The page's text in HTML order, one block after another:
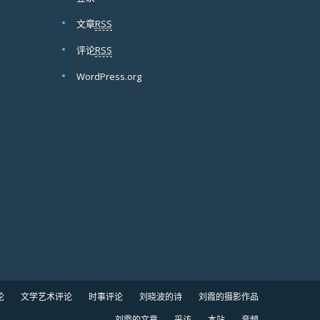
文章RSS
评论RSS
WordPress.org
文学艺术评论 时事评论 刘晓波的诗
刘霞的摄影作品